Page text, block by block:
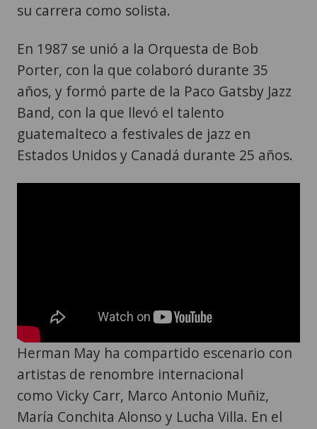
su carrera como solista.
En 1987 se unió a la Orquesta de Bob
Porter, con la que colaboró durante 35
años, y formó parte de la Paco Gatsby Jazz
Band, con la que llevó el talento
guatemalteco a festivales de jazz en
Estados Unidos y Canadá durante 25 años.
Herman May ha compartido escenario con
artistas de renombre internacional
como Vicky Carr, Marco Antonio Muñiz,
María Conchita Alonso y Lucha Villa. En el